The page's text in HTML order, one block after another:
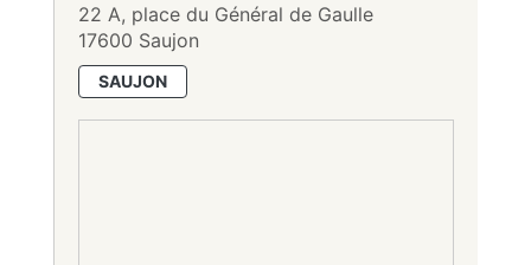
22 A, place du Général de Gaulle
17600 Saujon
SAUJON